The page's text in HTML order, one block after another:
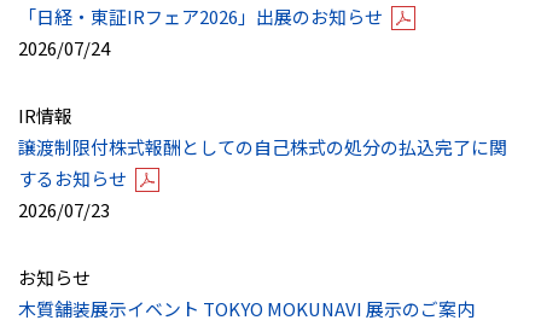
「日経・東証IRフェア2026」出展のお知らせ
2026/07/24
IR情報
譲渡制限付株式報酬としての自己株式の処分の払込完了に関
するお知らせ
2026/07/23
お知らせ
木質舗装展示イベント TOKYO MOKUNAVI 展示のご案内